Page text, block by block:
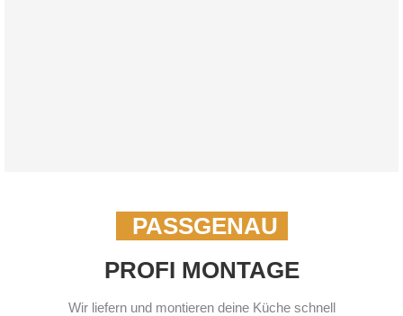
PASSGENAU
PROFI MONTAGE
Wir liefern und montieren deine Küche schnell